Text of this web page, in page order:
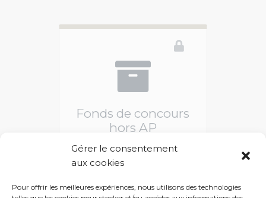
Fonds de concours
hors AP
Gérer le consentement
aux cookies
Pour offrir les meilleures expériences, nous utilisons des technologies